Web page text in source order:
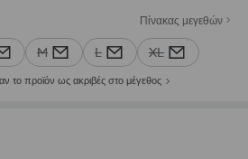
Πίνακας μεγεθών
M L XL
το προϊόν ως ακριβές στο μέγεθος